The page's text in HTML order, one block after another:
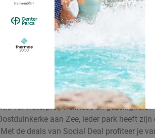
vol waterpret, wellness en
aan Zee, ieder park heeft
de deals van Social Deal profiteer je